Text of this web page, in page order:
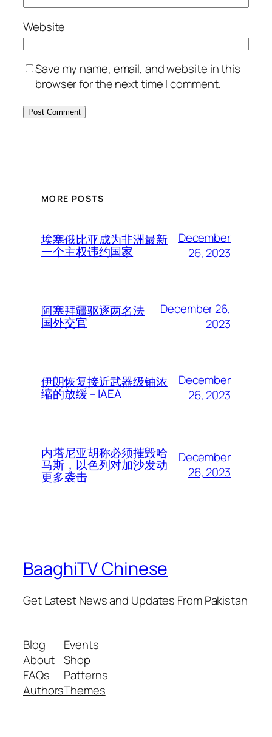
Website
Save my name, email, and website in this
browser for the next time I comment.
MORE POSTS
埃塞俄比亚成为非洲最新
一个主权违约国家
December
26, 2023
阿塞拜疆驱逐两名法
国外交官
December 26,
2023
伊朗恢复接近武器级铀浓
缩的放缓 – IAEA
December
26, 2023
内塔尼亚胡称必须摧毁哈
马斯，以色列对加沙发动
更多袭击
December
26, 2023
BaaghiTV Chinese
Get Latest News and Updates From Pakistan
Blog
About
FAQs
Authors
Events
Shop
Patterns
Themes